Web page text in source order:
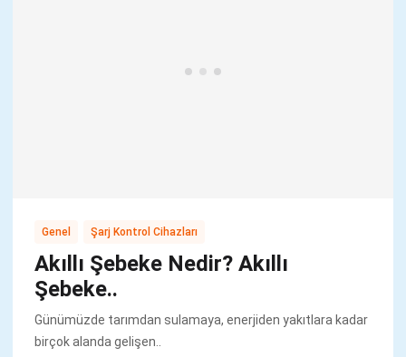
Genel Şarj Kontrol Cihazları
Akıllı Şebeke Nedir? Akıllı
Şebeke..
Günümüzde tarımdan sulamaya, enerjiden yakıtlara kadar
birçok alanda gelişen..